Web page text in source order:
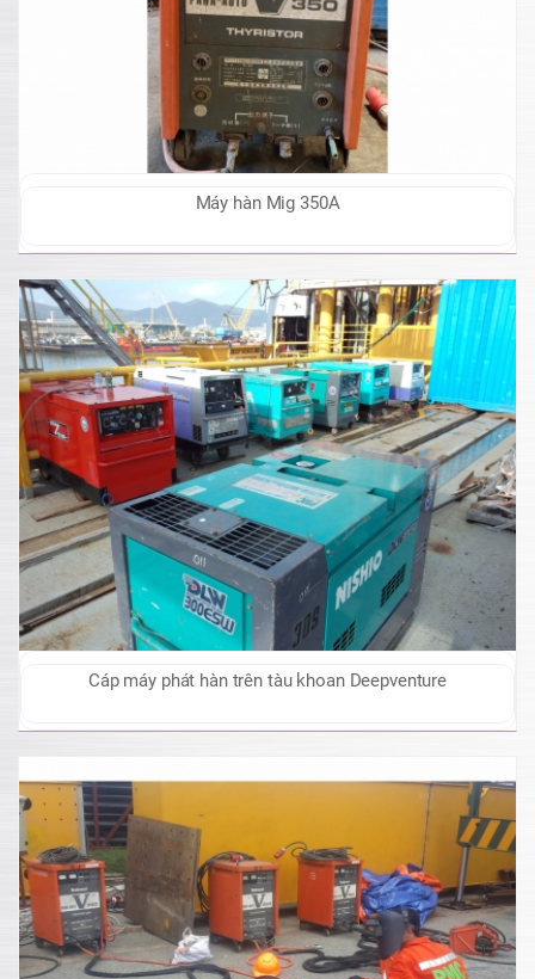
Máy hàn Mig 350A
Cáp máy phát hàn trên tàu khoan Deepventure